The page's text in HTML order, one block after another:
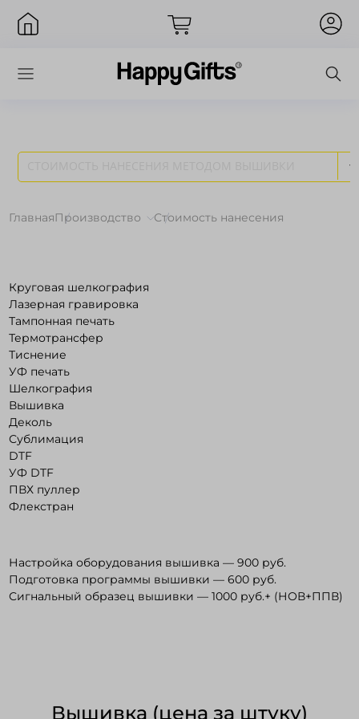
ГлавнаяПроизводство Стоимость нанесения
Круговая шелкография
Лазерная гравировка
Тампонная печать
Термотрансфер
Тиснение
УФ печать
Шелкография
Вышивка
Деколь
Сублимация
DTF
УФ DTF
ПВХ пуллер
Флекстран
Настройка оборудования вышивка — 900 руб.
Подготовка программы вышивки — 600 руб.
Сигнальный образец вышивки — 1000 руб.+ (НОВ+ППВ)
Вышивка (цена за штуку)
Вход
Запомнить меня